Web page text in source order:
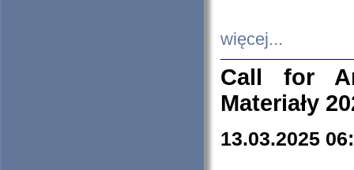
więcej...
Call for
Materiały
13.03.2025